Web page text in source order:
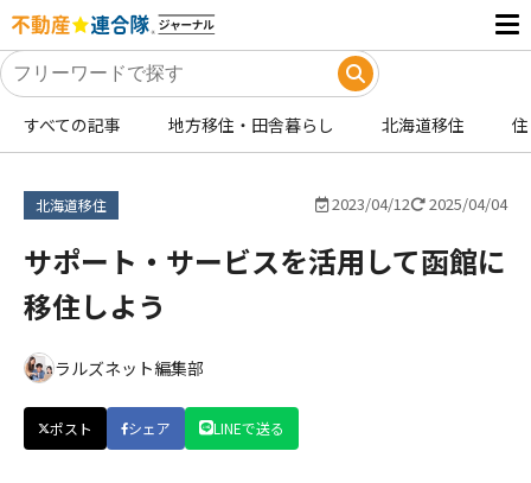
すべての記事 地方移住・田舎暮らし 北海道移住
北海道移住 2023/04/12 2025/04/04
サポート・サービスを活用して函館に
移住しよう
ラルズネット編集部
ポスト シェア LINEで送る